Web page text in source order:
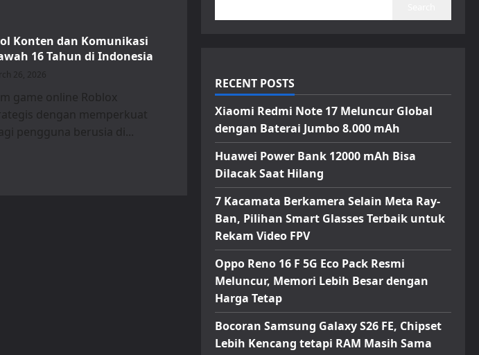
Konten dan Komunikasi
16 Tahun di Indonesia
26, 2026
game online Roblox
dengan memperkuat
pengguna berusia di...
RECENT POSTS
Xiaomi Redmi Note 17 Meluncur Global
dengan Baterai Jumbo 8.000 mAh
Huawei Power Bank 12000 mAh Bisa
Dilacak Saat Hilang
7 Kacamata Berkamera Selain Meta Ray-
Ban, Pilihan Smart Glasses Terbaik untuk
Rekam Video FPV
Oppo Reno 16 F 5G Eco Pack Resmi
Meluncur, Memori Lebih Besar dengan
Harga Tetap
Bocoran Samsung Galaxy S26 FE, Chipset
Lebih Kencang tetapi RAM Masih Sama